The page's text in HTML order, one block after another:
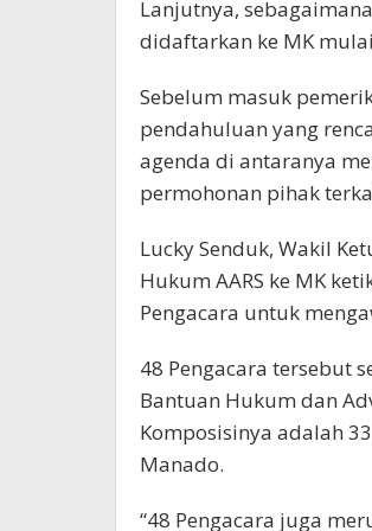
Lanjutnya,
didaftarkan ke MK
Sebelum masuk
pendahuluan yang
agenda di antaranya
permohonan pihak
Lucky Senduk, Wakil
Hukum AARS ke MK
Pengacara untuk
48 Pengacara tersebut
Bantuan Hukum dan
Komposisinya adalah
Manado.
“48 Pengacara juga